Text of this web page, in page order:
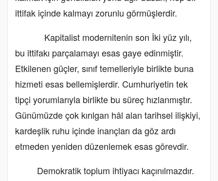
ittifak içinde kalmayı zorunlu görmüşlerdir.
Kapitalist modernitenin son İki yüz yılı,
bu ittifakı parçalamayı esas gaye edinmiştir.
Etkilenen güçler, sınıf temelleriyle birlikte buna
hizmeti esas bellemişlerdir. Cumhuriyetin tek
tipçi yorumlarıyla birlikte bu süreç hızlanmıştır.
Günümüzde çok kırılgan hâl alan tarihsel ilişkiyi,
kardeşlik ruhu içinde inançları da göz ardı
etmeden yeniden düzenlemek esas görevdir.
Demokratik toplum ihtiyacı kaçınılmazdır.